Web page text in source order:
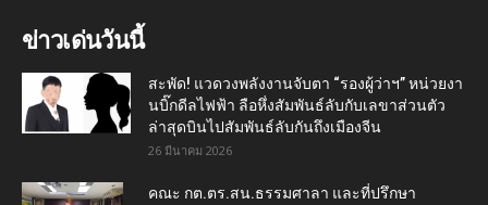
ข่าวเด่นวันนี้
สะพัด! แวดวงพลังงานจับตา “รองผู้ว่าฯ” หน่วยงา
นบิ๊กดีลไฟฟ้า ลือหึ่งสัมพันธ์ลับกับเลขาส่วนตัว
ล่าสุดบินไปสัมพันธ์ลับกันถึงเมืองจีน
26 มีนาคม 2026
คณะ กต.ตร.สน.ธรรมศาลา และที่ปรึกษา